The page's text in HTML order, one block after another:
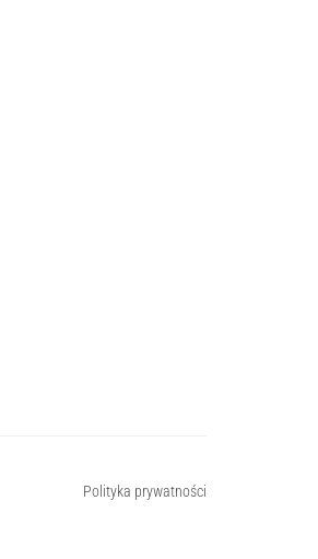
Polityka prywatności